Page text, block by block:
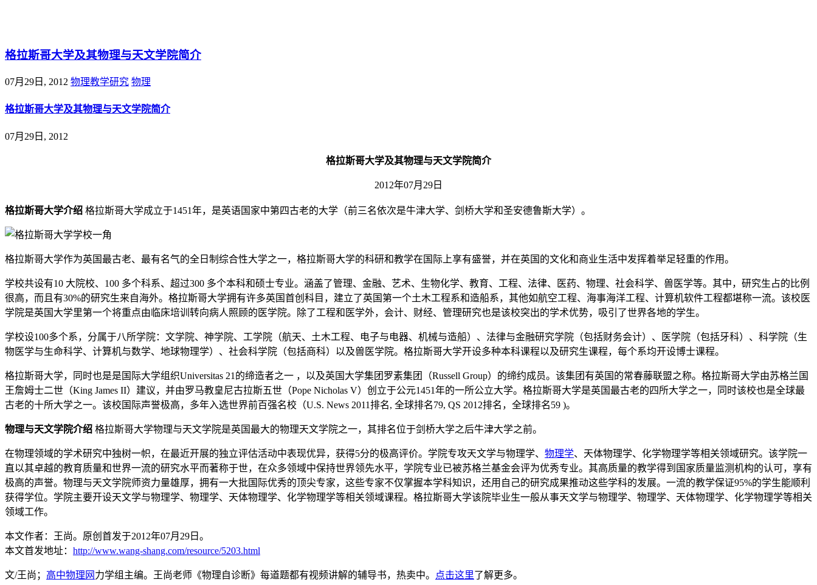
格拉斯哥大学及其物理与天文学院简介
07月29日, 2012 物理教学研究 物理
格拉斯哥大学及其物理与天文学院简介
07月29日, 2012
格拉斯哥大学及其物理与天文学院简介
2012年07月29日
格拉斯哥大学介绍 格拉斯哥大学成立于1451年，是英语国家中第四古老的大学（前三名依次是牛津大学、剑桥大学和圣安德鲁斯大学）。
格拉斯哥大学作为英国最古老、最有名气的全日制综合性大学之一，格拉斯哥大学的科研和教学在国际上享有盛誉，并在英国的文化和商业生活中发挥着举足轻重的作用。
学校共设有10 大院校、100 多个科系、超过300 多个本科和硕士专业。涵盖了管理、金融、艺术、生物化学、教育、工程、法律、医药、物理、社会科学、兽医学等。其中，研究生占的比例
很高，而且有30%的研究生来自海外。格拉斯哥大学拥有许多英国首创科目，建立了英国第一个土木工程系和造船系，其他如航空工程、海事海洋工程、计算机软件工程都堪称一流。该校医
学院是英国大学里第一个将重点由临床培训转向病人照顾的医学院。除了工程和医学外，会计、财经、管理研究也是该校突出的学术优势，吸引了世界各地的学生。
学校设100多个系，分属于八所学院：文学院、神学院、工学院（航天、土木工程、电子与电器、机械与造船）、法律与金融研究学院（包括财务会计）、医学院（包括牙科）、科学院（生
物医学与生命科学、计算机与数学、地球物理学）、社会科学院（包括商科）以及兽医学院。格拉斯哥大学开设多种本科课程以及研究生课程，每个系均开设博士课程。
格拉斯哥大学，同时也是是国际大学组织Universitas 21的缔造者之一 ，以及英国大学集团罗素集团（Russell Group）的缔约成员。该集团有英国的常春藤联盟之称。格拉斯哥大学由苏格兰国
王詹姆士二世（King James II）建议，并由罗马教皇尼古拉斯五世（Pope Nicholas V）创立于公元1451年的一所公立大学。格拉斯哥大学是英国最古老的四所大学之一，同时该校也是全球最
古老的十所大学之一。该校国际声誉极高，多年入选世界前百强名校（U.S. News 2011排名, 全球排名79, QS 2012排名，全球排名59 )。
物理与天文学院介绍 格拉斯哥大学物理与天文学院是英国最大的物理天文学院之一，其排名位于剑桥大学之后牛津大学之前。
在物理领域的学术研究中独树一帜，在最近开展的独立评估活动中表现优异，获得5分的极高评价。学院专攻天文学与物理学、 物理学、天体物理学、化学物理学等相关领域研究。该学院一
直以其卓越的教育质量和世界一流的研究水平而著称于世，在众多领域中保持世界领先水平，学院专业已被苏格兰基金会评为优秀专业。其高质量的教学得到国家质量监测机构的认可，享有
极高的声誉。物理与天文学院师资力量雄厚，拥有一大批国际优秀的顶尖专家，这些专家不仅掌握本学科知识，还用自己的研究成果推动这些学科的发展。一流的教学保证95%的学生能顺利
获得学位。学院主要开设天文学与物理学、物理学、天体物理学、化学物理学等相关领域课程。格拉斯哥大学该院毕业生一般从事天文学与物理学、物理学、天体物理学、化学物理学等相关
领域工作。
本文作者：王尚。原创首发于2012年07月29日。
本文首发地址： http://www.wang-shang.com/resource/5203.html
文/王尚； 高中物理网 力学组主编。王尚老师《物理自诊断》每道题都有视频讲解的辅导书，热卖中。 点击这里了解更多。